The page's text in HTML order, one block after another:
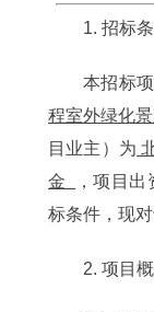
1. 招标
本招标
程室外绿化
目业主）为
金
，项目
标条件，现
2. 项目